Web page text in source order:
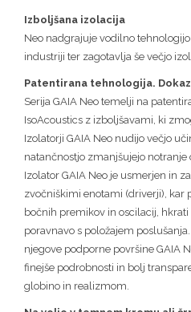
Izboljšana izolacija
Neo nadgrajuje vodilno
industriji ter zagotavlja še večjo
Patentirana tehnologija.
Serija GAIA Neo temelji na
IsoAcoustics z izboljšavami, ki
Izolatorji GAIA Neo nudijo večjo
natančnostjo zmanjšujejo notranje
Izolator GAIA Neo je usmerjen in
zvočniškimi enotami (driverji), kar
bočnih premikov in oscilacij,
poravnavo s položajem
njegove podporne površine GAIA
finejše podrobnosti in bolj
globino in realizmom.